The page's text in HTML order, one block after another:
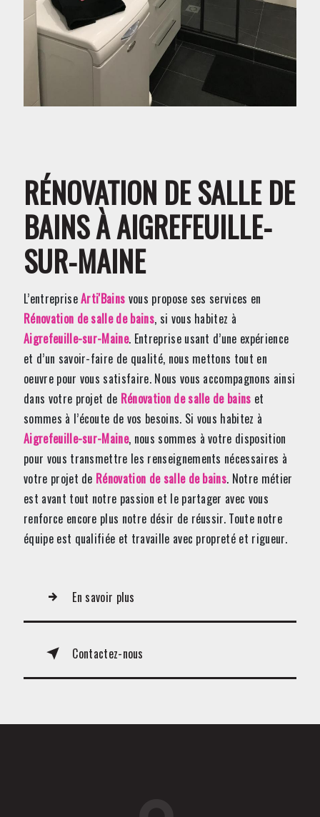
RÉNOVATION DE SALLE DE
BAINS À AIGREFEUILLE-
SUR-MAINE
L’entrepriseArti'Bains vous propose ses services en
Rénovation de salle de bains, si vous habitez à
Aigrefeuille-sur-Maine. Entreprise usant d’une expérience
et d’un savoir-faire de qualité, nous mettons tout en
oeuvre pour vous satisfaire. Nous vous accompagnons ainsi
dans votre projet de Rénovation de salle de bains et
sommes à l’écoute de vos besoins. Si vous habitez à
Aigrefeuille-sur-Maine, nous sommes à votre disposition
pour vous transmettre les renseignements nécessaires à
votre projet de Rénovation de salle de bains. Notre métier
est avant tout notre passion et le partager avec vous
renforce encore plus notre désir de réussir. Toute notre
équipe est qualifiée et travaille avec propreté et rigueur.
En savoir plus
Contactez-nous